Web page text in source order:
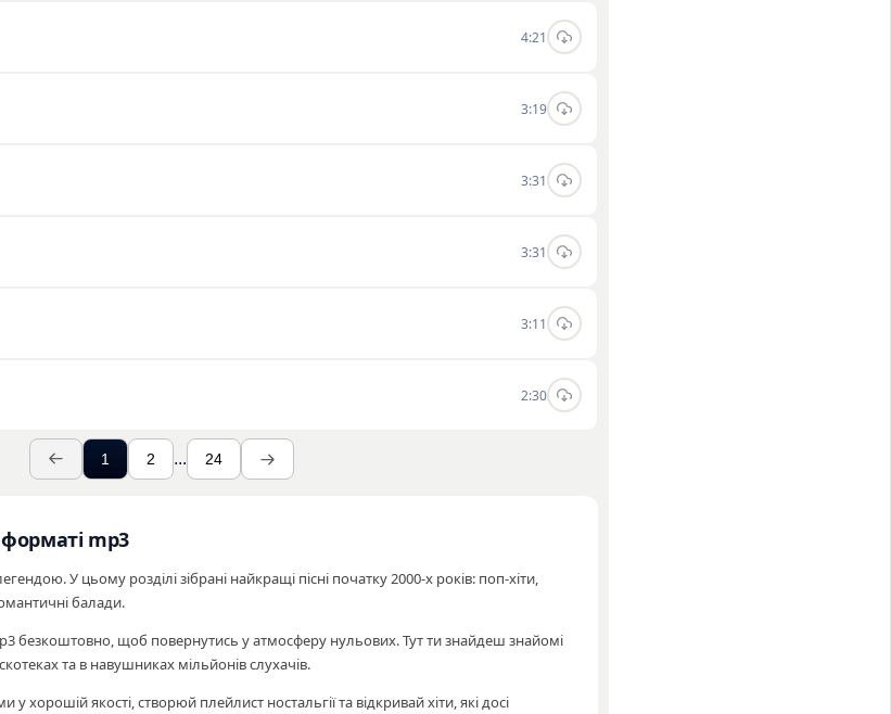
4:21
3:19
3:31
3:31
3:11
2:30
1 2 ... 24
форматі mp3
У цьому розділі зібрані найкращі пісні початку 2000-х років: поп-хіти,
балади.
безкоштовно, щоб повернутись у атмосферу нульових. Тут ти знайдеш знайомі
та в навушниках мільйонів слухачів.
якості, створюй плейлист ностальгії та відкривай хіти, які досі